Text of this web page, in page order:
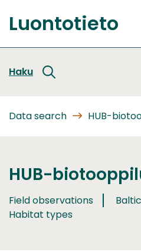
to
content
Front
Luontotieto
Haku
Data search HUB-
HUB-
Field observations
Habitat types